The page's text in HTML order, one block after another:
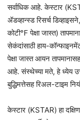
सर्वाधिक आहे. केस्टार
ॲडव्हान्स्ड रिसर्च
कोटी°F पेक्षा जास्त)
सेकंदांसाठी हाय-
पेक्षा जास्त आयन
आहे. संस्थेच्या मते, हे ध्येय
बुद्धिमत्तेसह रिअल-टाइम
केस्टार (KSTAR) हा